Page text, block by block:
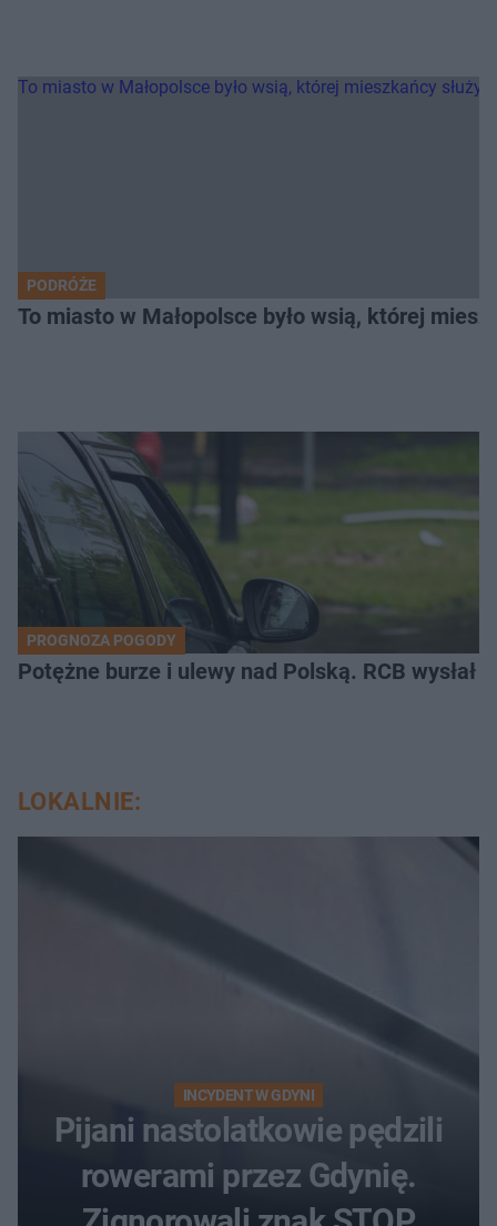
PODRÓŻE
To miasto w Małopolsce było wsią, której
PROGNOZA POGODY
Potężne burze i ulewy nad Polską. RCB
LOKALNIE:
INCYDENT W GDYNI
Pijani nastolatkowie pędzili
rowerami przez Gdynię.